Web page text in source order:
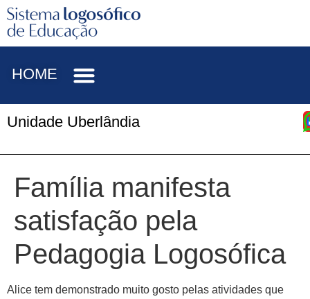
HOME
Unidade Uberlândia
Família manifesta
satisfação pela
Pedagogia Logosófica
Alice tem demonstrado muito gosto pelas atividades que